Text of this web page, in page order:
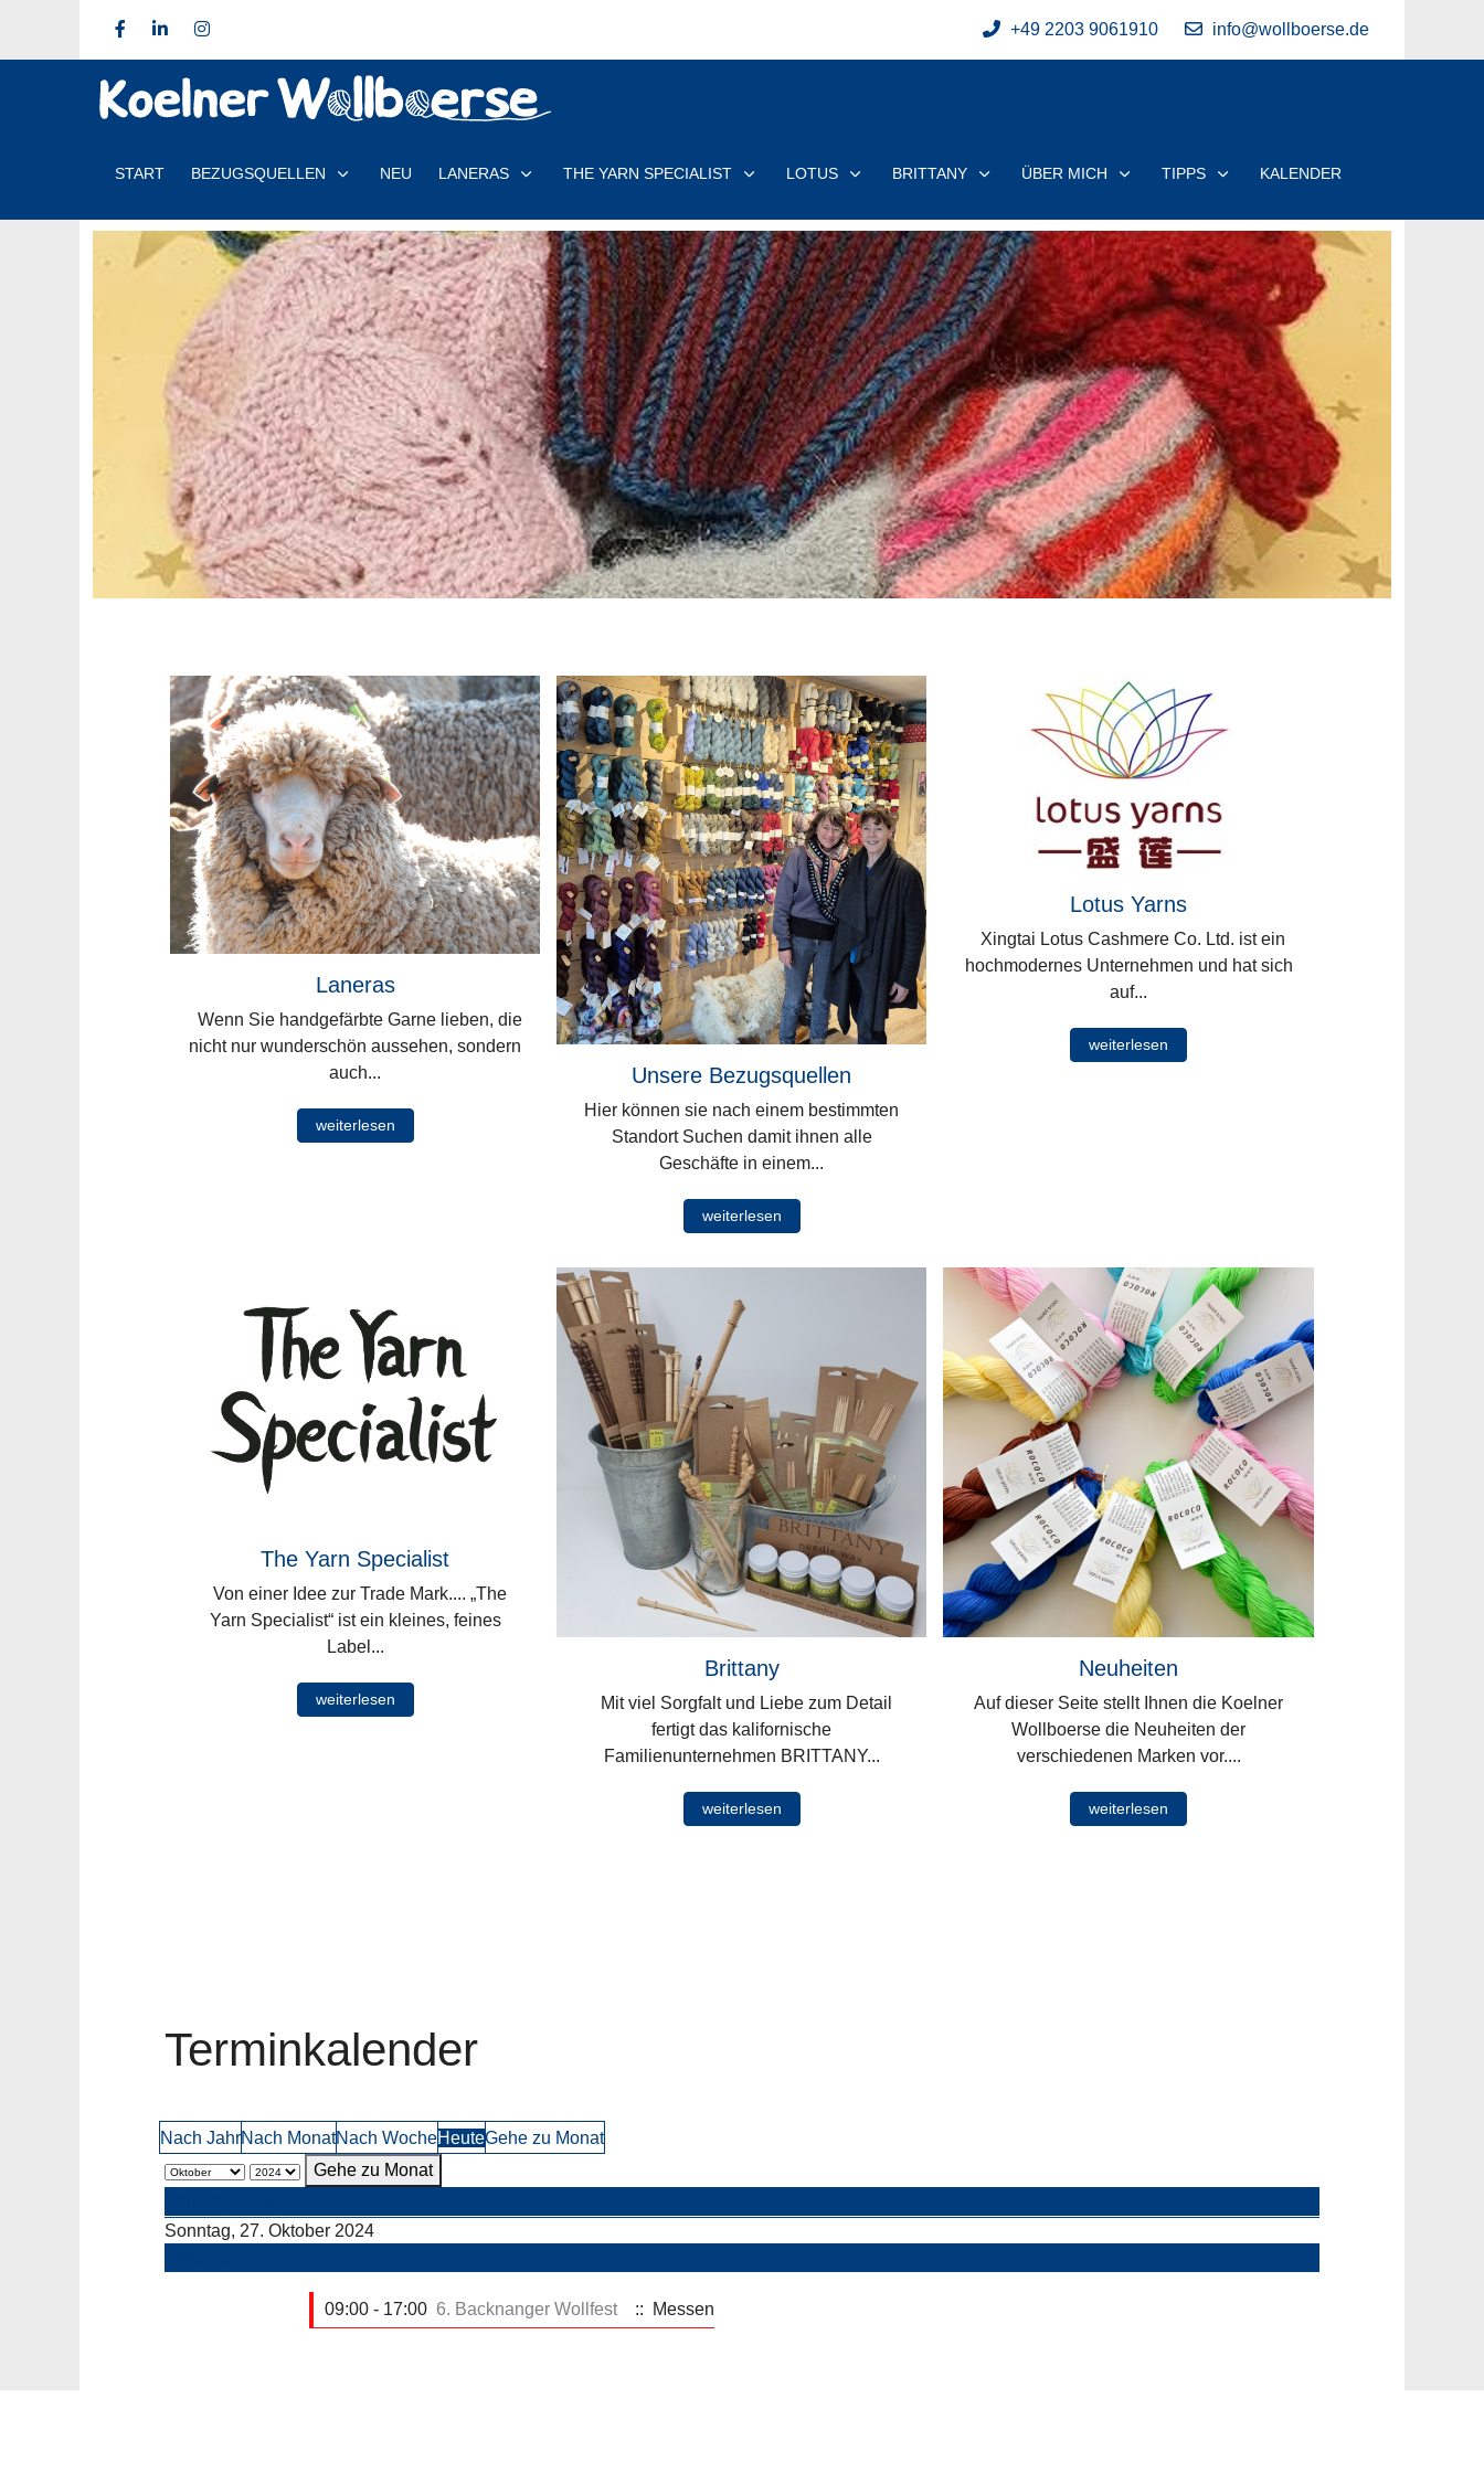
+49 2203 9061910 info@wollboerse.de
START BEZUGSQUELLEN NEU LANERAS THE YARN SPECIALIST LOTUS BRITTANY ÜBER MICH TIPPS KALENDER
Laneras
Wenn Sie handgefärbte Garne lieben, die
nicht nur wunderschön aussehen, sondern
auch...
weiterlesen
Unsere Bezugsquellen
Hier können sie nach einem bestimmten
Standort Suchen damit ihnen alle
Geschäfte in einem...
weiterlesen
Lotus Yarns
Xingtai Lotus Cashmere Co. Ltd. ist ein
hochmodernes Unternehmen und hat sich
auf...
weiterlesen
The Yarn Specialist
Von einer Idee zur Trade Mark.... „The
Yarn Specialist“ ist ein kleines, feines
Label...
weiterlesen
Brittany
Mit viel Sorgfalt und Liebe zum Detail
fertigt das kalifornische
Familienunternehmen BRITTANY...
weiterlesen
Neuheiten
Auf dieser Seite stellt Ihnen die Koelner
Wollboerse die Neuheiten der
verschiedenen Marken vor....
weiterlesen
Terminkalender
Nach JahrNach MonatNach WocheHeuteGehe zu Monat
Gehe zu Monat
Sonntag, 27. Oktober 2024
09:00 - 17:00 6. Backnanger Wollfest :: Messen